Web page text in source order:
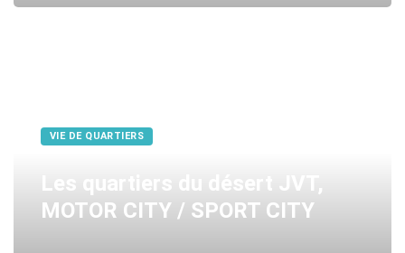
VIE DE QUARTIERS
Les quartiers du désert JVT,
MOTOR CITY / SPORT CITY